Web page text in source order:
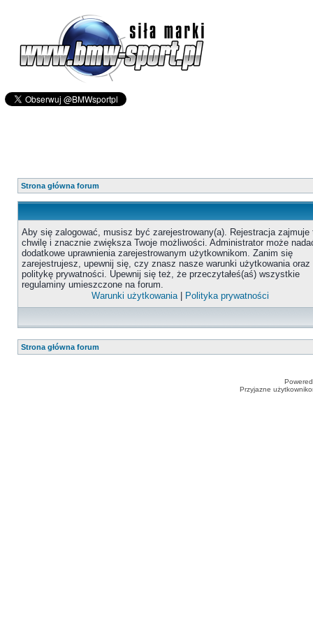
Strona główna forum
Aby się zalogować, musisz być zarejestrowany(a). Rejestracja zajmuje
chwilę i znacznie zwiększa Twoje możliwości. Administrator może
dodatkowe uprawnienia zarejestrowanym użytkownikom. Zanim się
zarejestrujesz, upewnij się, czy znasz nasze warunki użytkowania oraz
politykę prywatności. Upewnij się też, że przeczytałeś(aś) wszystkie
regulaminy umieszczone na forum.
Warunki użytkowania| Polityka prywatności
Strona główna forum
Przyjazne